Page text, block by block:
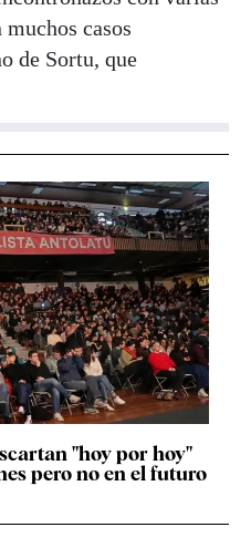
casos
de Sortu, que
"hoy por hoy"
pero no en el futuro